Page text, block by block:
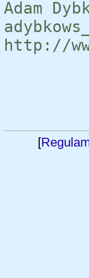
Adam
http://
[